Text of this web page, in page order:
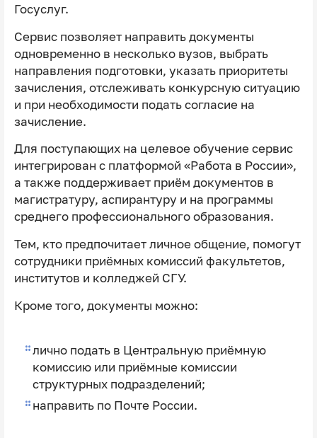
Госуслуг.
Сервис позволяет направить документы
одновременно в несколько вузов, выбрать
направления подготовки, указать приоритеты
зачисления, отслеживать конкурсную ситуацию
и при необходимости подать согласие на
зачисление.
Для поступающих на целевое обучение сервис
интегрирован с платформой «Работа в России»,
а также поддерживает приём документов в
магистратуру, аспирантуру и на программы
среднего профессионального образования.
Тем, кто предпочитает личное общение, помогут
сотрудники приёмных комиссий факультетов,
институтов и колледжей СГУ.
Кроме того, документы можно:
лично подать в Центральную приёмную
комиссию или приёмные комиссии
структурных подразделений;
направить по Почте России.